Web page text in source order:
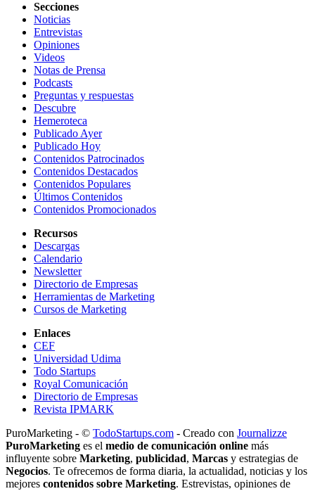
Secciones
Noticias
Entrevistas
Opiniones
Videos
Notas de Prensa
Podcasts
Preguntas y respuestas
Descubre
Hemeroteca
Publicado Ayer
Publicado Hoy
Contenidos Patrocinados
Contenidos Destacados
Contenidos Populares
Últimos Contenidos
Contenidos Promocionados
Recursos
Descargas
Calendario
Newsletter
Directorio de Empresas
Herramientas de Marketing
Cursos de Marketing
Enlaces
CEF
Universidad Udima
Todo Startups
Royal Comunicación
Directorio de Empresas
Revista IPMARK
PuroMarketing - © TodoStartups.com - Creado con Journalizze
PuroMarketing es el medio de comunicación online más
influyente sobre Marketing, publicidad, Marcas y estrategias de
Negocios. Te ofrecemos de forma diaria, la actualidad, noticias y los
mejores contenidos sobre Marketing. Estrevistas, opiniones de